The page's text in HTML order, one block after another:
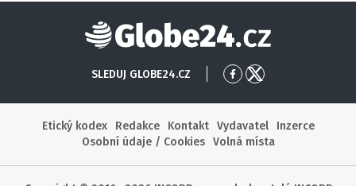
Globe24
SLEDUJ GLOBE24.CZ
PřejítPřejít
Etický kodex
Redakce Kontakt Vydavatel
Inzerce
Osobní údaje / Cookies
Volná místa